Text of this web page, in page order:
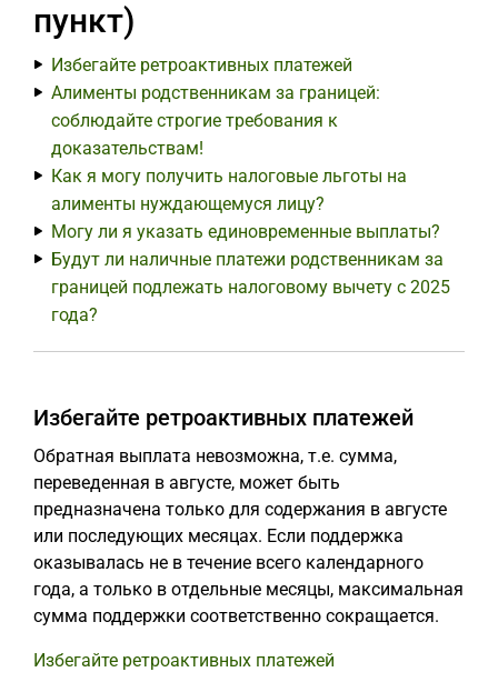
пункт)
Избегайте ретроактивных платежей
Алименты родственникам за границей:
соблюдайте строгие требования к
доказательствам!
Как я могу получить налоговые льготы на
алименты нуждающемуся лицу?
Могу ли я указать единовременные выплаты?
Будут ли наличные платежи родственникам за
границей подлежать налоговому вычету с 2025
года?
Избегайте ретроактивных платежей
Обратная выплата невозможна, т.е. сумма,
переведенная в августе, может быть
предназначена только для содержания в августе
или последующих месяцах. Если поддержка
оказывалась не в течение всего календарного
года, а только в отдельные месяцы, максимальная
сумма поддержки соответственно сокращается.
Избегайте ретроактивных платежей